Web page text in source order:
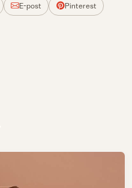
E-post Pinterest